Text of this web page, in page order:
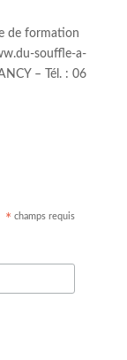
de formation
souffle-a-
– Tél. : 06
* champs requis